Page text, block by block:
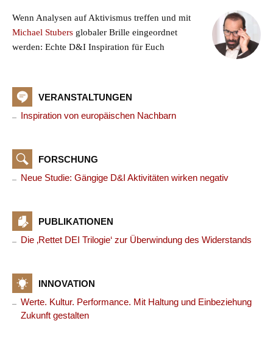
Wenn Analysen auf Aktivismus treffen und mit
Michael Stubers globaler Brille eingeordnet
werden: Echte D&I Inspiration für Euch
VERANSTALTUNGEN
Inspiration von europäischen Nachbarn
FORSCHUNG
Neue Studie: Gängige D&I Aktivitäten wirken negativ
PUBLIKATIONEN
Die ‚Rettet DEI Trilogie‘ zur Überwindung des Widerstands
INNOVATION
Werte. Kultur. Performance. Mit Haltung und Einbeziehung
Zukunft gestalten